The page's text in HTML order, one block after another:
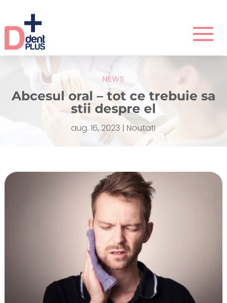
NEWS
Abcesul oral – tot ce trebuie sa
stii despre el
aug. 16, 2023 |Noutati